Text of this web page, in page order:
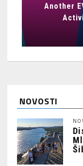
Another
NOVOSTI